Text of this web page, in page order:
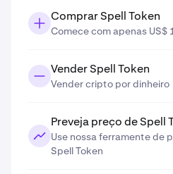
Comprar Spell Token
Comece com apenas US$
Vender Spell Token
Vender cripto por dinheiro
Preveja preço de Spell
Use nossa ferramente de
Spell Token